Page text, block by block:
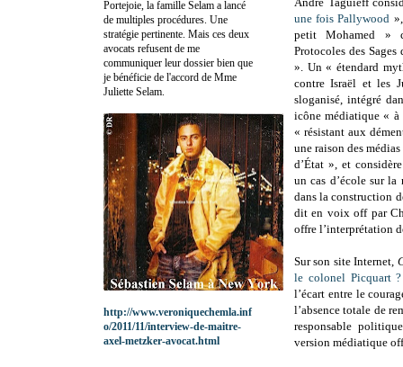
une fois Pallywood
petit Mohamed »
Protocoles des
». Un « étendard
contre Israël et les
sloganisé, intégré
icône médiatique «
« résistant aux
une raison des
d’État », et
un cas d’école sur
dans la construction
dit en voix off par
offre l’interprétation
Sur son site Internet,
le colonel Picquart ?
l’écart entre le
l’absence totale de
responsable
version médiatique
Portejoie, la famille Selam a lancé
de multiples procédures. Une
stratégie pertinente. Mais ces deux
avocats refusent de me
communiquer leur dossier bien que
je bénéficie de l'accord de Mme
Juliette Selam.
http://www.veroniquechemla.inf
o/2011/11/interview-de-maitre-
axel-metzker-avocat.html